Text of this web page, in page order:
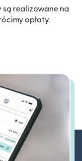
są realizowane na
opłaty.